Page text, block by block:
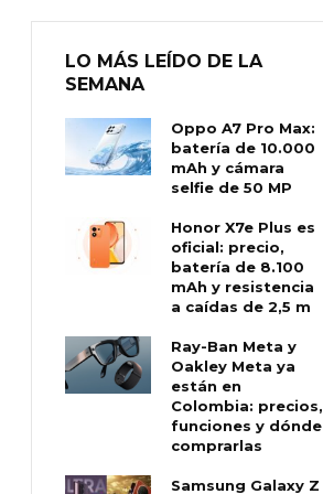
LO MÁS LEÍDO DE LA
SEMANA
Oppo A7 Pro Max:
batería de 10.000
mAh y cámara
selfie de 50 MP
Honor X7e Plus es
oficial: precio,
batería de 8.100
mAh y resistencia
a caídas de 2,5 m
Ray-Ban Meta y
Oakley Meta ya
están en
Colombia: precios,
funciones y dónde
comprarlas
Samsung Galaxy Z